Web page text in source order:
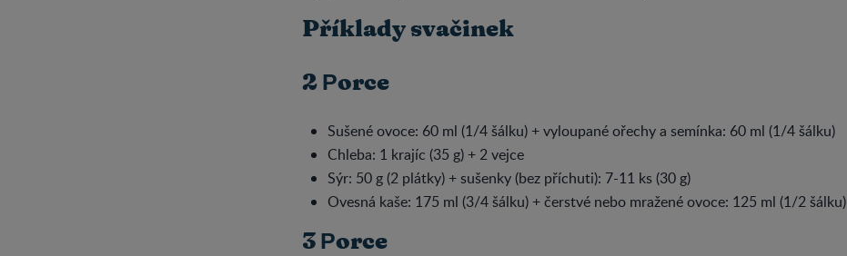
Příklady svačinek
2 Рorce
Sušené ovoce: 60 ml (1/4 šálku) + vyloupané ořechy a semínka: 60 ml (1/4 šálku)
Chleba: 1 krajíc (35 g) + 2 vejce
Sýr: 50 g (2 plátky) + sušenky (bez příchuti): 7-11 ks (30 g)
Ovesná kaše: 175 ml (3/4 šálku) + čerstvé nebo mražené ovoce: 125 ml (1/2 šálku)
3 Рorce